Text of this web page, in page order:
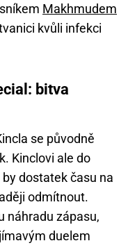
Makhmudem
kvůli infekci
bitva
se původně
Kinclovi ale do
dostatek času na
odmítnout.
náhradu zápasu,
duelem